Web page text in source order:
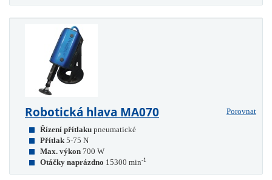
Robotická hlava MA070
Porovnat
Řízení přítlaku pneumatické
Přítlak 5-75 N
Max. výkon 700 W
Otáčky naprázdno 15300 min-1